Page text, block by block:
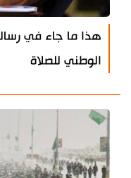
هذا ما جاء في
الوطني للصلاة